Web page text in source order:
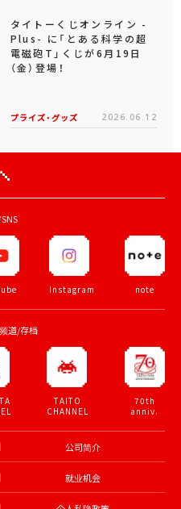
タイトーくじオンライン -
Plus- に「とある科学の超
電磁砲T」くじが6月19日
（金）登場！
プライズ・グッズ 2026.06.12
Instagram note
道/存档
TAITO
CHANNEL
70th
anniv.
公司简介
就业机会